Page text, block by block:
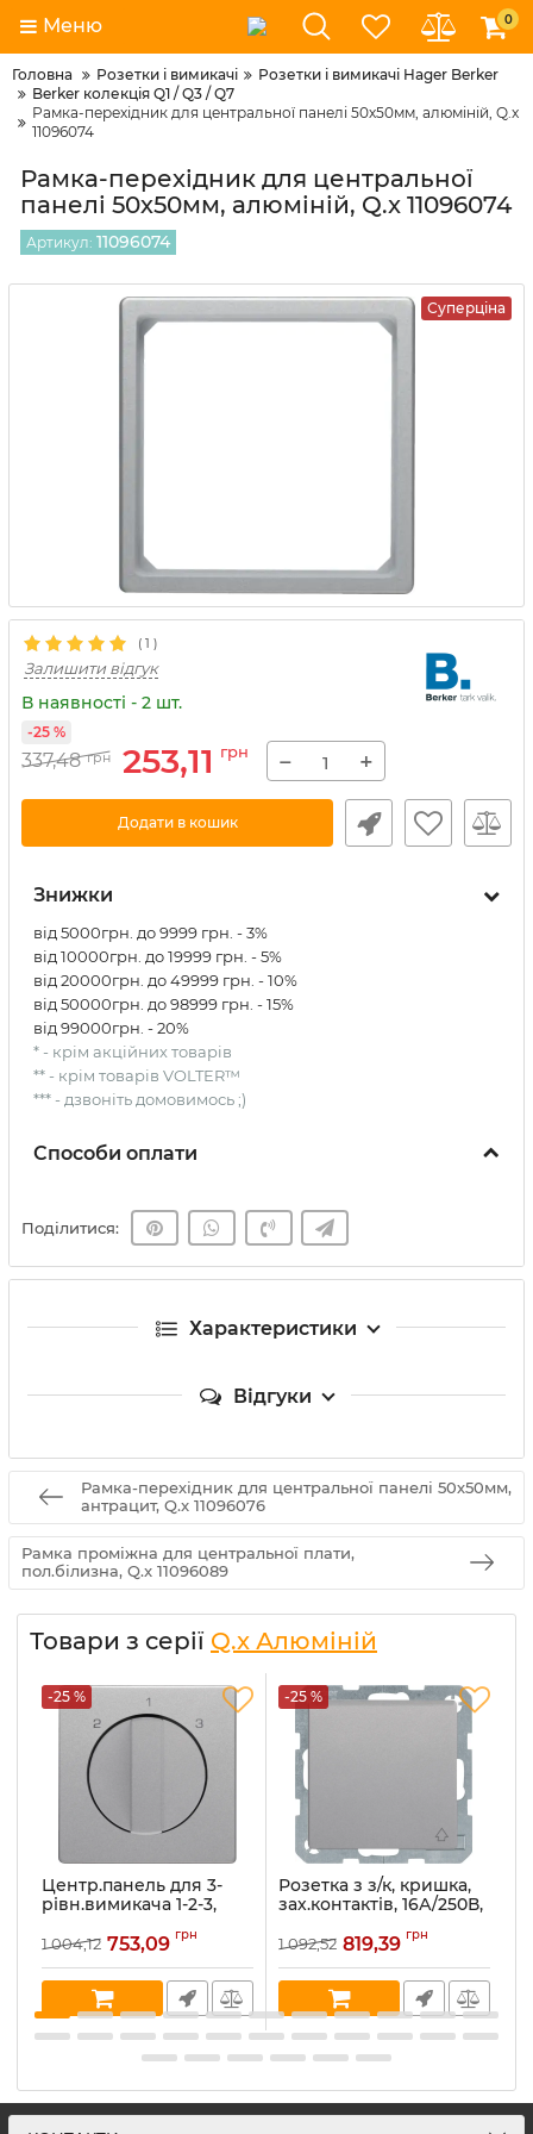
Меню 0
Головна Розетки і вимикачі
Розетки і вимикачі Hager Berker
Berker колекція Q1 / Q3 / Q7
Рамка-перехідник для центральної панелі 50х50мм, алюміній, Q.x
11096074
Рамка-перехідник для центральної
панелі 50х50мм, алюміній, Q.x 11096074
Артикул: 11096074
Суперціна
( 1 )
Залишити відгук
В наявності - 2 шт.
337,48 грн 253,11 грн
-25 %
− +
Додати в кошик
Знижки
від 5000грн. до 9999 грн. - 3%
від 10000грн. до 19999 грн. - 5%
від 20000грн. до 49999 грн. - 10%
від 50000грн. до 98999 грн. - 15%
від 99000грн. - 20%
* - крім акційних товарів
** - крім товарів VOLTER™
*** - дзвоніть домовимось ;)
Способи оплати
Поділитися:
Характеристики
Відгуки
Рамка-перехідник для центральної панелі 50х50мм,
антрацит, Q.x 11096076
Рамка проміжна для центральної плати,
пол.білизна, Q.x 11096089
Товари з серії Q.x Алюміній
-25 %
Центр.панель для 3-
рівн.вимикача 1-2-3,
1084608400
Артикул:1084608400
В наявності:
1 004,12 753,09 грн
-25 %
Розетка з з/к, кришка,
зах.контактів, 16А/250В,
Артикул: 47516084
В наявності:6
1 092,52 819,39 грн